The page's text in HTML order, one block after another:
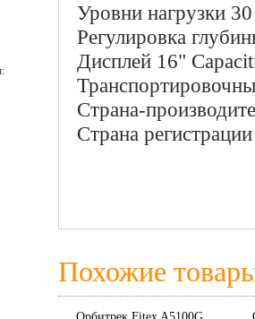
Уровни нагрузки 30
Регулировка
Дисплей 16"
Страна-
Страна
Похожие